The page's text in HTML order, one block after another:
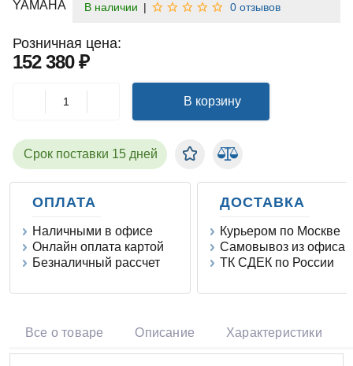
В наличии
0 отзывов
Розничная цена:
152 380 ₽
В корзину
Срок поставки 15 дней
ОПЛАТА
Наличными в офисе
Онлайн оплата картой
Безналичный рассчет
ДОСТАВКА
Курьером по Москве
Самовывоз из офиса
ТК СДЕК по России
Все о товаре Описание Характеристики